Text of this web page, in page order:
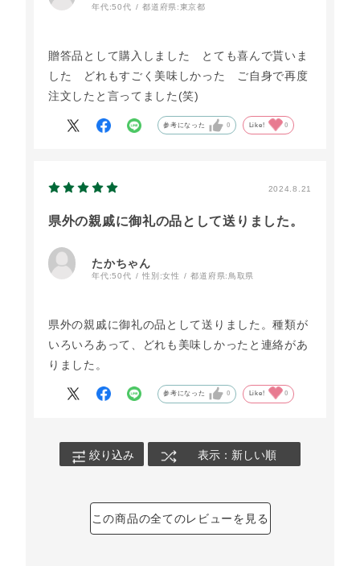
年代:50代 都道府県:東京都
贈答品として購入しました とても喜んで貰いま
した どれもすごく美味しかった ご自身で再度
注文したと言ってました(笑)
参考になった 0 Like! 0
2024.8.21
県外の親戚に御礼の品として送りました。
たかちゃん
年代:50代 性別:女性 都道府県: 鳥取県
県外の親戚に御礼の品として送りました。種類が
いろいろあって、どれも美味しかったと連絡があ
りました。
参考になった 0 Like! 0
絞り込み 表示：新しい順
この商品の全てのレビューを見る